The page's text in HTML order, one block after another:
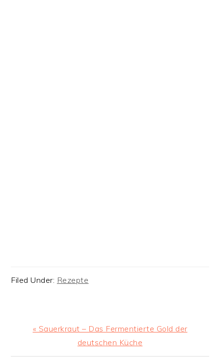
Filed Under: Rezepte
Previous
« Sauerkraut – Das Fermentierte Gold der
deutschen Küche